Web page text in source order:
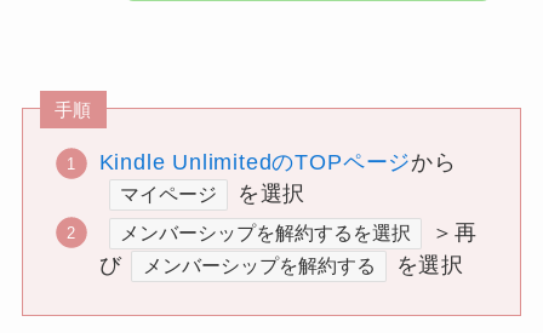
手順
Kindle UnlimitedのTOPページから
マイページ を選択
メンバーシップを解約するを選択
＞再
び
メンバーシップを解約する を選択